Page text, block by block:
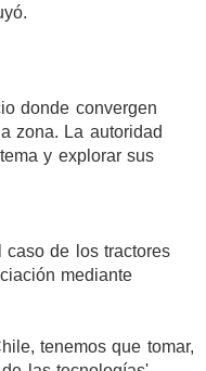
donde convergen
zona. La autoridad
y explorar sus
de los tractores
mediante
tenemos que tomar,